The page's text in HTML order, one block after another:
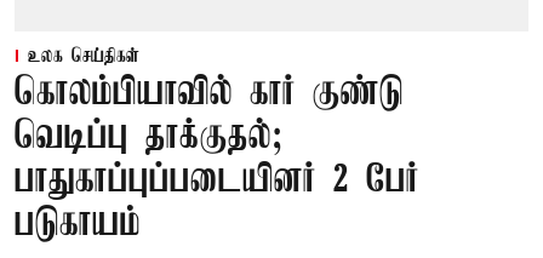
உலக செய்திகள்
கொலம்பியாவில் கார் குண்டு
வெடிப்பு தாக்குதல்;
பாதுகாப்புப்படையினர் 2 பேர்
படுகாயம்